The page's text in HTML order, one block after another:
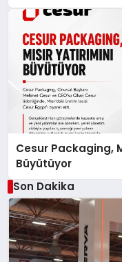
Cesur Packaging,
Büyütüyor
Son Dakika